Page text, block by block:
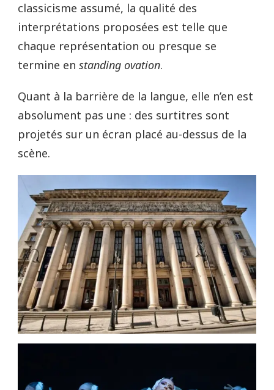
classicisme assumé, la qualité des
interprétations proposées est telle que
chaque représentation ou presque se
termine en standing ovation.
Quant à la barrière de la langue, elle n’en est
absolument pas une : des surtitres sont
projetés sur un écran placé au-dessus de la
scène.